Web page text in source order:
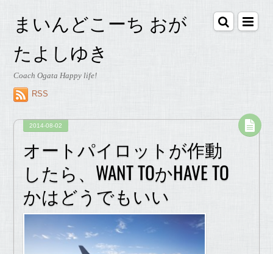
まいんどこーち おが
たよしゆき
Coach Ogata Happy life!
RSS
2014-08-02
オートパイロットが作動
したら、WANT TOかHAVE TO
かはどうでもいい